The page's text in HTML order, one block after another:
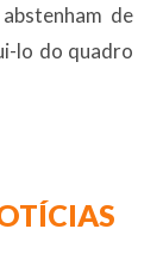
de
lo do quadro